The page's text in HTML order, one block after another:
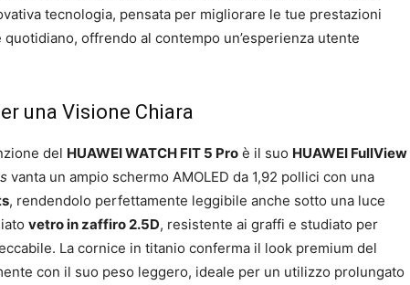
tecnologia, pensata per migliorare le tue prestazioni
offrendo al contempo un’esperienza utente
una Visione Chiara
del HUAWEI WATCH FIT 5 Pro è il suo HUAWEI FullView
vanta un ampio schermo AMOLED da 1,92 pollici con una
, rendendolo perfettamente leggibile anche sotto una luce
vetro in zaffiro 2.5D, resistente ai graffi e studiato per
La cornice in titanio conferma il look premium del
con il suo peso leggero, ideale per un utilizzo prolungato